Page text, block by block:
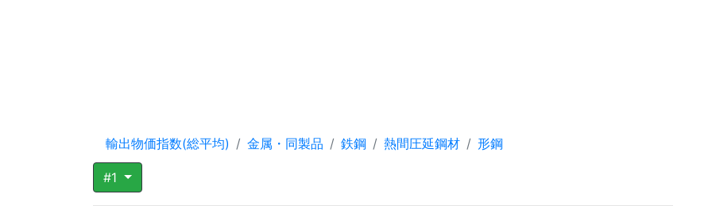
輸出物価指数(総平均) 金属・同製品 鉄鋼 熱間圧延鋼材 形鋼
#1